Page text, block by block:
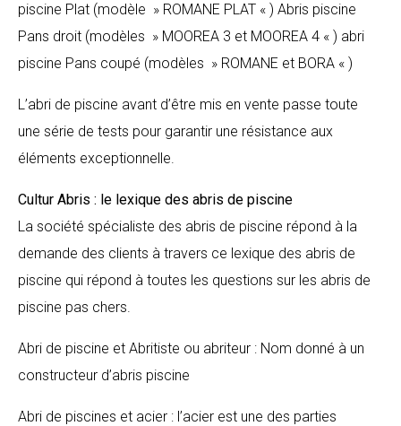
piscine Plat (modèle » ROMANE PLAT « ) Abris piscine
Pans droit (modèles » MOOREA 3 et MOOREA 4 « ) abri
piscine Pans coupé (modèles » ROMANE et BORA « )
L’abri de piscine avant d’être mis en vente passe toute
une série de tests pour garantir une résistance aux
éléments exceptionnelle.
Cultur Abris : le lexique des abris de piscine
La société spécialiste des abris de piscine répond à la
demande des clients à travers ce lexique des abris de
piscine qui répond à toutes les questions sur les abris de
piscine pas chers.
Abri de piscine et Abritiste ou abriteur : Nom donné à un
constructeur d’abris piscine
Abri de piscines et acier : l’acier est une des parties